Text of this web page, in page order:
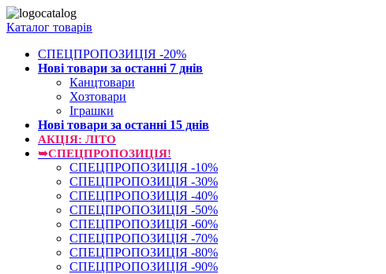
Каталог товарів
СПЕЦПРОПОЗИЦІЯ -20%
Нові товари за останнi 7 днiв
Канцтовари
Хозтовари
Іграшки
Нові товари за останнi 15 днiв
АКЦІЯ: ЛІТО
➥СПЕЦПРОПОЗИЦІЯ!
СПЕЦПРОПОЗИЦІЯ -10%
СПЕЦПРОПОЗИЦІЯ -30%
СПЕЦПРОПОЗИЦІЯ -40%
СПЕЦПРОПОЗИЦІЯ -50%
СПЕЦПРОПОЗИЦІЯ -60%
СПЕЦПРОПОЗИЦІЯ -70%
СПЕЦПРОПОЗИЦІЯ -80%
СПЕЦПРОПОЗИЦІЯ -90%